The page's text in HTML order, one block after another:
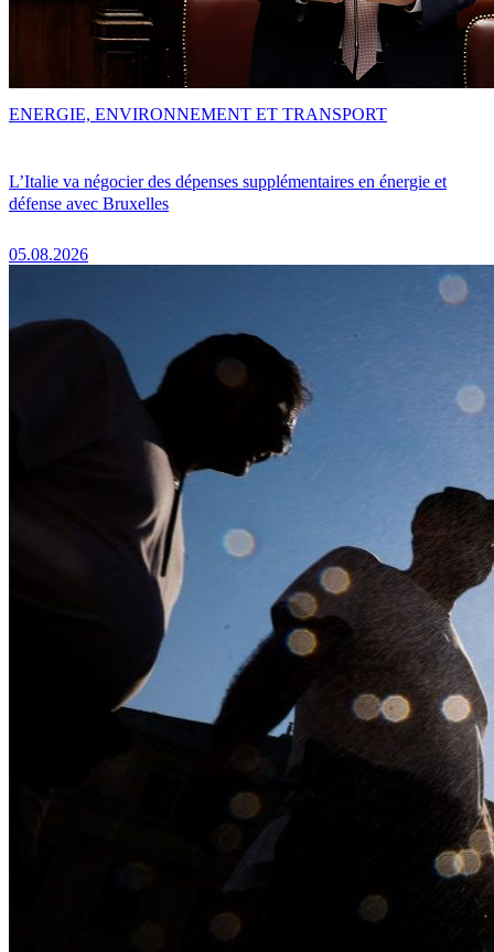
L’Italie va négocier des dépenses supplémentaires en énergie et
défense avec Bruxelles
05.08.2026
ENERGIE, ENVIRONNEMENT ET TRANSPORT